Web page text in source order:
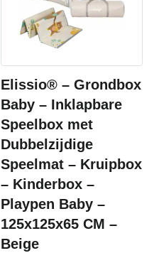
Elissio® – Grondbox
Baby – Inklapbare
Speelbox met
Dubbelzijdige
Speelmat – Kruipbox
– Kinderbox –
Playpen Baby –
125x125x65 CM –
Beige